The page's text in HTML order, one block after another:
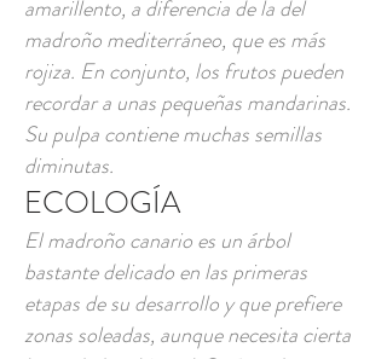
amarillento, a diferencia de la del
madroño mediterráneo, que es más
rojiza. En conjunto, los frutos pueden
recordar a unas pequeñas mandarinas.
Su pulpa contiene muchas semillas
diminutas.
ECOLOGÍA
El madroño canario es un árbol
bastante delicado en las primeras
etapas de su desarrollo y que prefiere
zonas soleadas, aunque necesita cierta